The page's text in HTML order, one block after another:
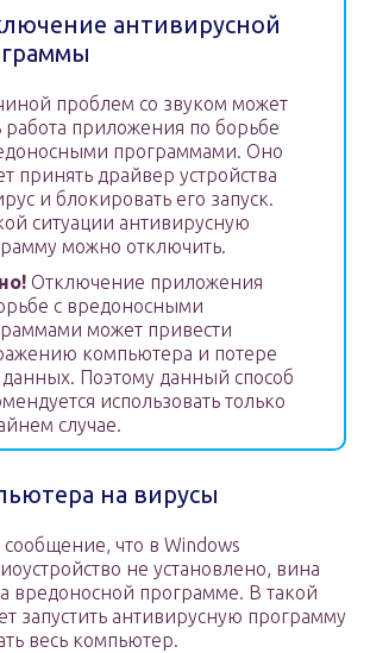
антивирусной
проблем со звуком может
работа приложения по борьбе
программами. Оно
принять драйвер устройства
и блокировать его запуск.
ситуации антивирусную
можно отключить.
Отключение приложения
с вредоносными
может привести
компьютера и потере
данных. Поэтому данный способ
использовать только
случае.
на вирусы
сообщение, что в Windows
не установлено, вина
вредоносной программе. В такой
запустить антивирусную программу
весь компьютер.